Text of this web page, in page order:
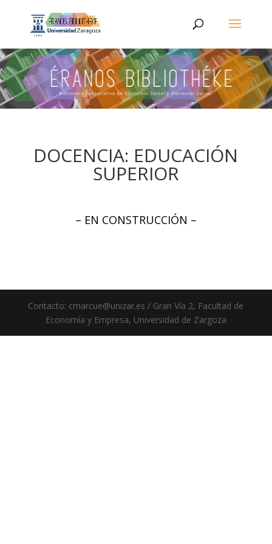
DOCENCIA: EDUCACIÓN
SUPERIOR
– EN CONSTRUCCIÓN –
Contacto: cmarcue@unizar.es / Gran Vía 2, Facultad de
Economía y Empresa, Universidad de Zargoza